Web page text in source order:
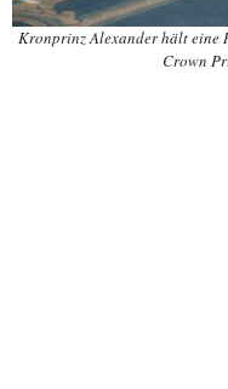
Kronprinz Alexander hält eine
Crown